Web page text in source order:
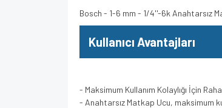
Bosch - 1-6 mm - 1/4''-6k Anahtarsız
Kullanıcı Avantajları
- Maksimum Kullanım Kolaylığı İçin
- Anahtarsız Matkap Ucu, maksimum